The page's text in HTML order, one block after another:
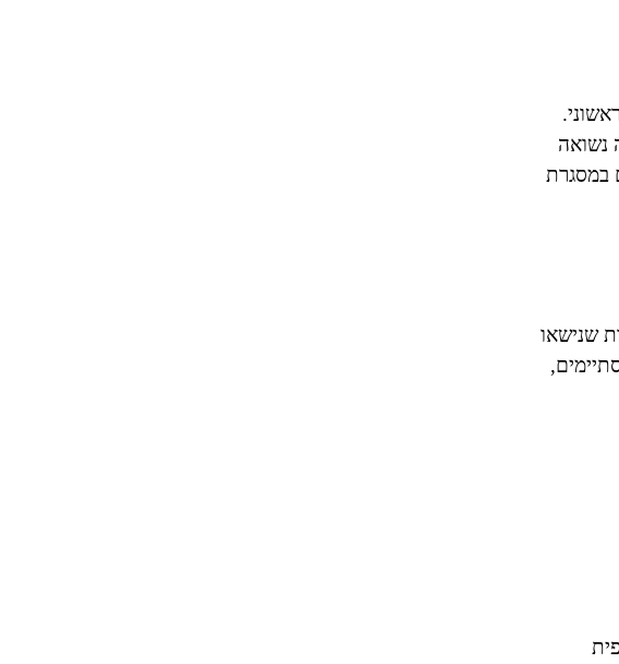
נשואה
במסגרת
שנישאו